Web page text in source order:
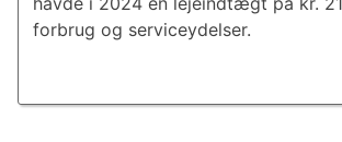
forbrug og serviceydelser.